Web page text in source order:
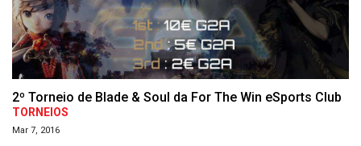
2º Torneio de Blade & Soul da For The Win eSports Club
TORNEIOS
Mar 7, 2016